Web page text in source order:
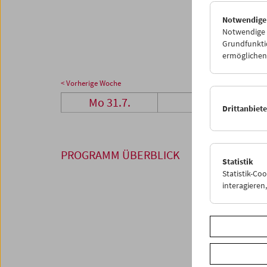
04
< Vorherige Woche
Mo 31.7.
PROGRAMM ÜBERBLICK
Notwendige
Statistik
Statistik-